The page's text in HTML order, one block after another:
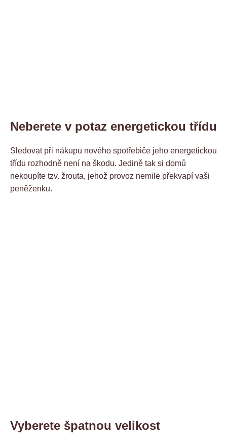
Neberete v potaz energetickou třídu
Sledovat při nákupu nového spotřebiče jeho energetickou
třídu rozhodně není na škodu. Jedině tak si domů
nekoupíte tzv. žrouta, jehož provoz nemile překvapí vaši
peněženku.
Vyberete špatnou velikost